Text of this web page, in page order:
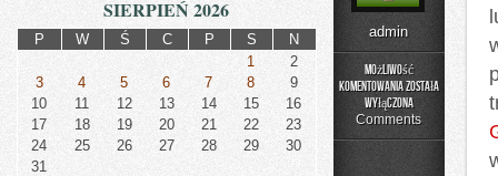
admin
Możliwość
komentowania
Epokowe
Moment
w
została
wyłączona
Comments
SIERPIEŃ 2026
P W Ś C P S
N
1
2
3
4 5 6 7 8
9
10
11 12 13 14 15
16
17
18 19 20 21 22
23
24
25 26 27 28 29
30
31